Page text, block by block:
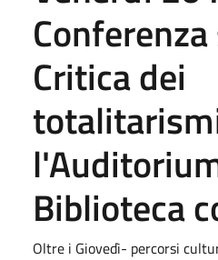
Critica dei
Biblioteca
Oltre i Giovedì- percorsi